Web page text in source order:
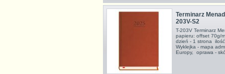
Terminarz
203V-S2
T-203V Terminarz
papieru: offset 70g/
dzień - 1 strona
Wyklejka - mapa
Europy, oprawa -